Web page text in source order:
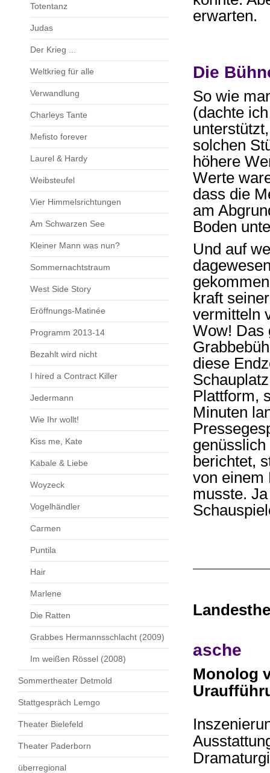
Totentanz
Judas
Der Krieg ...
Weltkrieg für alle
Verwandlung
Charleys Tante
Mefisto forever
Laurel & Hardy
Weibsteufel
Vier Himmelsrichtungen
Am Schwarzen See
Kleiner Mann was nun?
Sommernachtstraum
West Side Story
Eröffnungs-Matinée
Programm 2013-14
Bezahlt wird nicht
I hired a Contract Killer
Jedermann
Wie Ihr wollt!
Kiss me, Kate
Kabale & Liebe
Woyzeck
Vogelhändler
Carmen
Puntila
Hair
Marlene
Die Ratten
Grabbes Hermannsschlacht (2009)
Im weißen Rössel (2008)
Sommertheater Detmold
Stattgespräch Lemgo
Theater Bielefeld
Theater Paderborn
überregional
erwarten.
Die
So wie
(dachte
solchen
höhere
Werte
dass die
am
Boden
Und auf
kraft
vermitteln
Wow! Das
diese
Plattform,
Minuten
berichtet,
von einem
musste.
asche
Monolog